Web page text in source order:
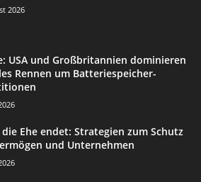
2026
USA und Großbritannien dominieren
Rennen um Batteriespeicher-
die Ehe endet: Strategien zum Schutz
und Unternehmen